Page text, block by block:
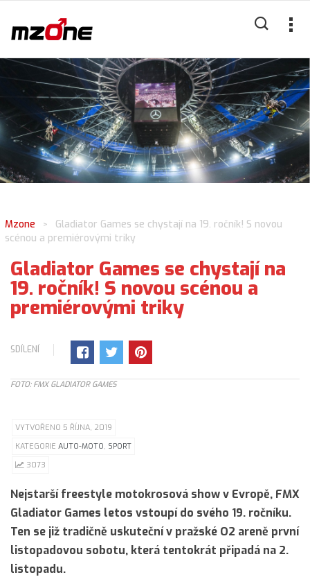
Mzone >
Gladiator Games se chystají na 19. ročník! S novou
scénou a premiérovými triky
Gladiator Games se chystají na
19. ročník! S novou scénou a
premiérovými triky
SDÍLENÍ
FOTO: FMX GLADIATOR GAMES
VYTVOŘENO 5 ŘÍJNA, 2019
KATEGORIE AUTO-MOTO, SPORT
3073
Nejstarší freestyle motokrosová show v Evropě, FMX
Gladiator Games letos vstoupí do svého 19. ročníku.
Ten se již tradičně uskuteční v pražské O2 areně první
listopadovou sobotu, která tentokrát připadá na 2.
listopadu.